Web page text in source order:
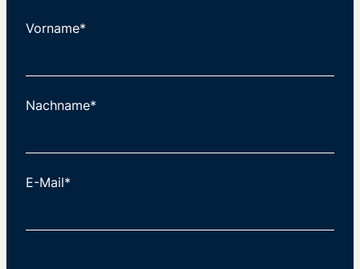
Vorname*
Nachname*
E-Mail*